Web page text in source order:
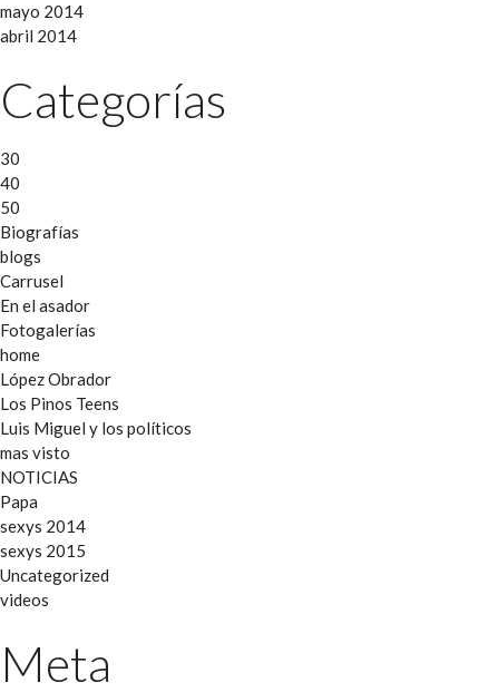
mayo 2014
abril 2014
Categorías
30
40
50
Biografías
blogs
Carrusel
En el asador
Fotogalerías
home
López Obrador
Los Pinos Teens
Luis Miguel y los políticos
mas visto
NOTICIAS
Papa
sexys 2014
sexys 2015
Uncategorized
videos
Meta